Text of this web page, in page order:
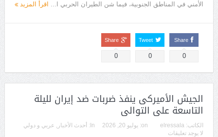
الأمني في المناطق الجنوبية، فيما شن الطيران الحربي ا... اقرأ المزيد
Share
0
Tweet
0
Share
0
الجيش الأميركى ينفذ ضربات ضد إيران لليلة
التاسعة على التوالى
الكاتب: elressala
on: يوليو 20, 2026 In: أحدث الأخبار
عربي و دولي
لا يوجد تعليقات